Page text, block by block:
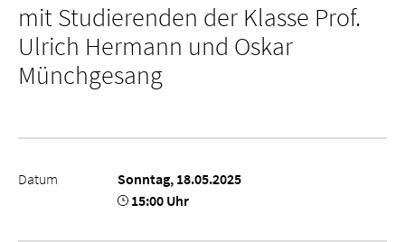
mit Studierenden der Klasse Prof.
Ulrich Hermann und Oskar
Münchgesang
Datum
Sonntag, 18.05.2025
15:00 Uhr